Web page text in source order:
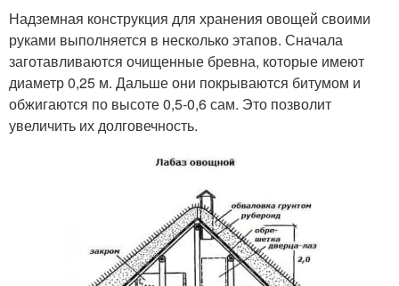
Надземная конструкция для хранения овощей своими
руками выполняется в несколько этапов. Сначала
заготавливаются очищенные бревна, которые имеют
диаметр 0,25 м. Дальше они покрываются битумом и
обжигаются по высоте 0,5-0,6 сам. Это позволит
увеличить их долговечность.